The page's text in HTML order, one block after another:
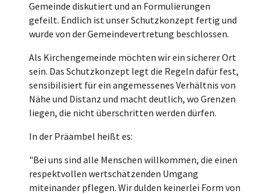
Gemeinde diskutiert und an Formulierungen
gefeilt. Endlich ist unser Schutzkonzept fertig und
wurde von der Gemeindevertretung beschlossen.
Als Kirchengemeinde möchten wir ein sicherer Ort
sein. Das Schutzkonzept legt die Regeln dafür fest,
sensibilisiert für ein angemessenes Verhältnis von
Nähe und Distanz und macht deutlich, wo Grenzen
liegen, die nicht überschritten werden dürfen.
In der Präambel heißt es:
"Bei uns sind alle Menschen willkommen, die einen
respektvollen wertschätzenden Umgang
miteinander pflegen. Wir dulden keinerlei Form von